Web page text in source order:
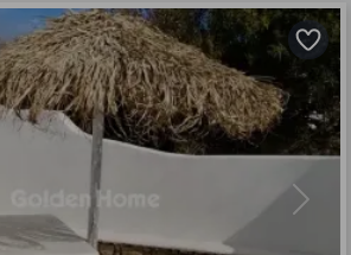
Next